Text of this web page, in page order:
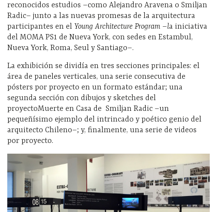
reconocidos estudios –como Alejandro Aravena o Smiljan
Radic– junto a las nuevas promesas de la arquitectura
participantes en el Young Architecture Program –la iniciativa
del MOMA PS1 de Nueva York, con sedes en Estambul,
Nueva York, Roma, Seul y Santiago–.
La exhibición se dividía en tres secciones principales: el
área de paneles verticales, una serie consecutiva de
pósters por proyecto en un formato estándar; una
segunda sección con dibujos y sketches del
proyectoMuerte en Casa de Smiljan Radic –un
pequeñísimo ejemplo del intrincado y poético genio del
arquitecto Chileno–; y, finalmente, una serie de videos
por proyecto.